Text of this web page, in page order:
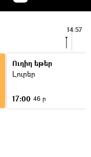
14:57
Ուղիղ եթեր
Լուրեր
17:00 46 ր